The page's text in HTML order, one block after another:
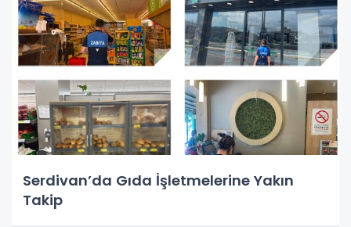
Serdivan’da Gıda İşletmelerine Yakın
Takip